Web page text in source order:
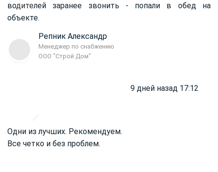
водителей заранее звонить - попали в обед на
объекте.
Репник Александр
Менеджер по снабжению
ООО "Строй Дом"
9 дней назад 17:12
Одни из лучших. Рекомендуем.
Все четко и без проблем.